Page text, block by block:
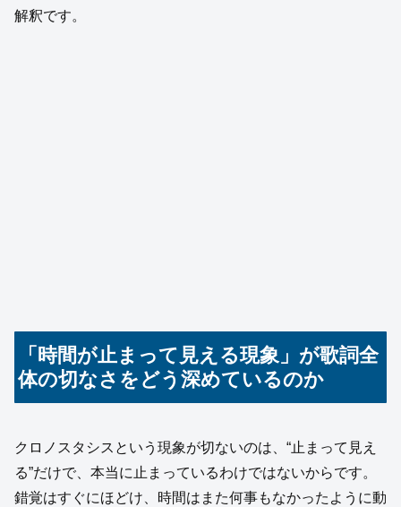
解釈です。
「時間が止まって見える現象」が歌詞全
体の切なさをどう深めているのか
クロノスタシスという現象が切ないのは、“止まって見え
る”だけで、本当に止まっているわけではないからです。
錯覚はすぐにほどけ、時間はまた何事もなかったように動